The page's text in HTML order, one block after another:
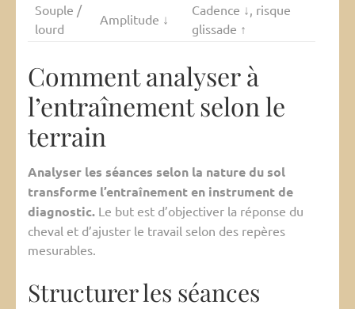
Souple /
lourd
Amplitude ↓
Cadence ↓, risque
glissade ↑
Comment analyser à
l’entraînement selon le
terrain
Analyser les séances selon la nature du sol
transforme l’entraînement en instrument de
diagnostic. Le but est d’objectiver la réponse du
cheval et d’ajuster le travail selon des repères
mesurables.
Structurer les séances